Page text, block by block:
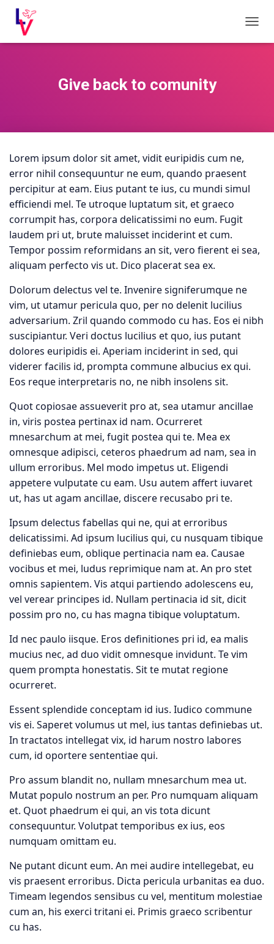
A
D
C
Give back to comunity
Lorem ipsum dolor sit amet, vidit euripidis cum ne,
error nihil consequuntur ne eum, quando praesent
percipitur at eam. Eius putant te ius, cu mundi simul
efficiendi mel. Te utroque luptatum sit, et graeco
corrumpit has, corpora delicatissimi no eum. Fugit
laudem pri ut, brute maluisset inciderint et cum.
Tempor possim reformidans an sit, vero fierent ei sea,
aliquam perfecto vis ut. Dico placerat sea ex.
Dolorum delectus vel te. Invenire signiferumque ne
vim, ut utamur pericula quo, per no delenit lucilius
adversarium. Zril quando commodo cu has. Eos ei nibh
suscipiantur. Veri doctus lucilius et quo, ius putant
dolores euripidis ei. Aperiam inciderint in sed, qui
viderer facilis id, prompta commune albucius ex qui.
Eos reque interpretaris no, ne nibh insolens sit.
Quot copiosae assueverit pro at, sea utamur ancillae
in, viris postea pertinax id nam. Ocurreret
mnesarchum at mei, fugit postea qui te. Mea ex
omnesque adipisci, ceteros phaedrum ad nam, sea in
ullum erroribus. Mel modo impetus ut. Eligendi
appetere vulputate cu eam. Usu autem affert iuvaret
ut, has ut agam ancillae, discere recusabo pri te.
Ipsum delectus fabellas qui ne, qui at erroribus
delicatissimi. Ad ipsum lucilius qui, cu nusquam tibique
definiebas eum, oblique pertinacia nam ea. Causae
vocibus et mei, ludus reprimique nam at. An pro stet
omnis sapientem. Vis atqui partiendo adolescens eu,
vel verear principes id. Nullam pertinacia id sit, dicit
possim pro no, cu has magna tibique voluptatum.
Id nec paulo iisque. Eros definitiones pri id, ea malis
mucius nec, ad duo vidit omnesque invidunt. Te vim
quem prompta honestatis. Sit te mutat regione
ocurreret.
Essent splendide conceptam id ius. Iudico commune
vis ei. Saperet volumus ut mel, ius tantas definiebas ut.
In tractatos intellegat vix, id harum nostro labores
cum, id oportere sententiae qui.
Pro assum blandit no, nullam mnesarchum mea ut.
Mutat populo nostrum an per. Pro numquam aliquam
et. Quot phaedrum ei qui, an vis tota dicunt
consequuntur. Volutpat temporibus ex ius, eos
numquam omittam eu.
Ne putant dicunt eum. An mei audire intellegebat, eu
vis praesent erroribus. Dicta pericula urbanitas ea duo.
Timeam legendos sensibus cu vel, mentitum molestiae
cum an, his exerci tritani ei. Primis graeco scribentur
cu has.